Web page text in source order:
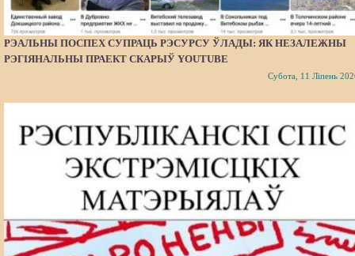
РЭАЛЬНЫ ПОСПЕХ СУПРАЦЬ РЭСУРСУ ЎЛАДЫ: ЯК НЕЗАЛЕЖНЫ
РЭГІЯНАЛЬНЫ ПРАЕКТ СКАРЫЎ YOUTUBE
Субота, 11 Ліпень